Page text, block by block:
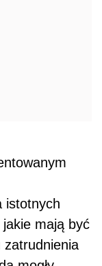
istotnych
mają być
zatrudnienia